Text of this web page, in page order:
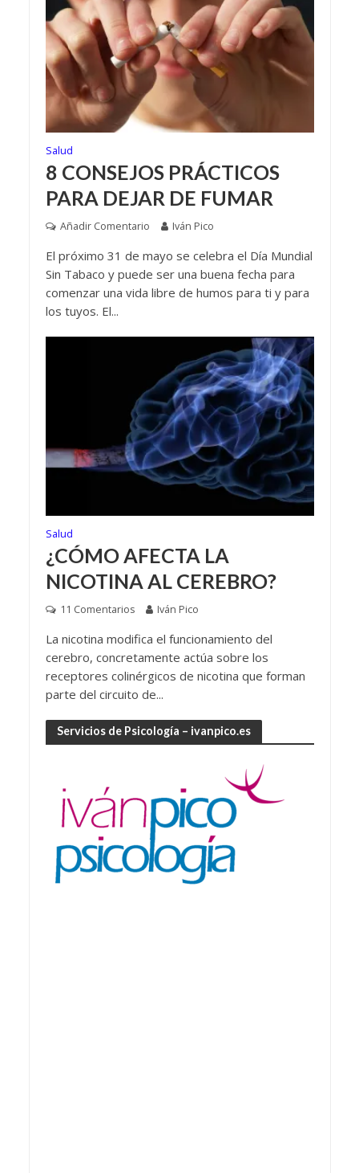
Salud
8 CONSEJOS PRÁCTICOS
PARA DEJAR DE FUMAR
Añadir Comentario Iván Pico
El próximo 31 de mayo se celebra el Día Mundial
Sin Tabaco y puede ser una buena fecha para
comenzar una vida libre de humos para ti y para
los tuyos. El...
Salud
¿CÓMO AFECTA LA
NICOTINA AL CEREBRO?
11 Comentarios Iván Pico
La nicotina modifica el funcionamiento del
cerebro, concretamente actúa sobre los
receptores colinérgicos de nicotina que forman
parte del circuito de...
Servicios de Psicología – ivanpico.es